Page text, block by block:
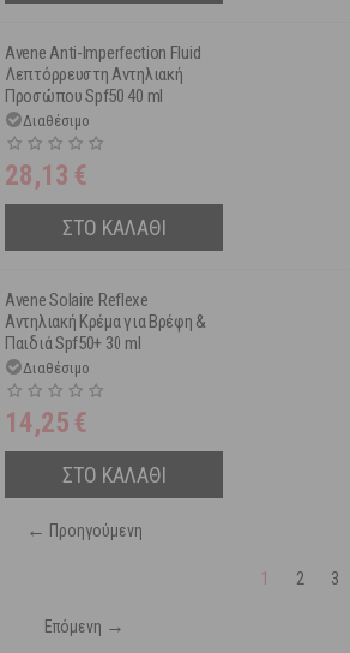
Avene Anti-Imperfection Fluid
Λεπτόρρευστη Αντηλιακή
Προσώπου Spf50 40 ml
Διαθέσιμο
28,13 €
ΣΤΟ ΚΑΛΑΘΙ
Avene Solaire Reflexe
Αντηλιακή Κρέμα για Βρέφη &
Παιδιά Spf50+ 30 ml
Διαθέσιμο
14,25 €
ΣΤΟ ΚΑΛΑΘΙ
← Προηγούμενη
1 2 3
Επόμενη →